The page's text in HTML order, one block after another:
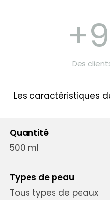
Des
Les caractéristiques
Quantité
500 ml
Types de peau
Tous types de peaux